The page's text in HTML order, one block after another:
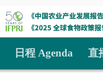
日程 Agenda 直